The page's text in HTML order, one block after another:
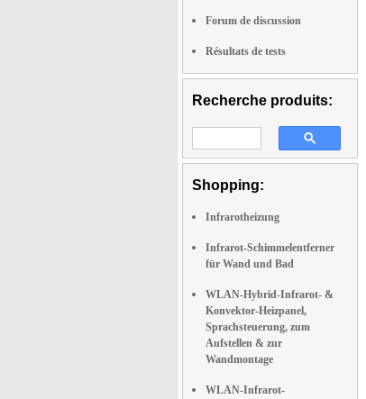
Forum de discussion
Résultats de tests
Recherche produits:
Shopping:
Infrarotheizung
Infrarot-Schimmelentferner
für Wand und Bad
WLAN-Hybrid-Infrarot- &
Konvektor-Heizpanel,
Sprachsteuerung, zum
Aufstellen & zur
Wandmontage
WLAN-Infrarot-